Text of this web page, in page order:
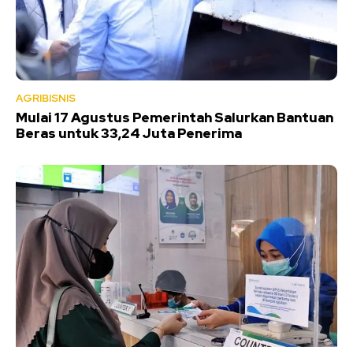
AGRIBISNIS
Mulai 17 Agustus Pemerintah Salurkan Bantuan
Beras untuk 33,24 Juta Penerima